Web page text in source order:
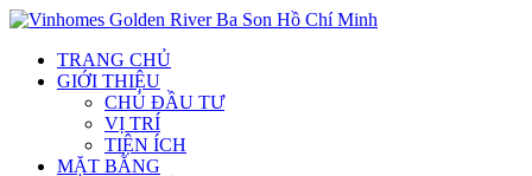
TRANG CHỦ
GIỚI THIỆU
CHỦ ĐẦU TƯ
VỊ TRÍ
TIỆN ÍCH
MẶT BẰNG